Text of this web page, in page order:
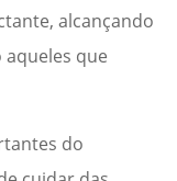
alcançando
que
do